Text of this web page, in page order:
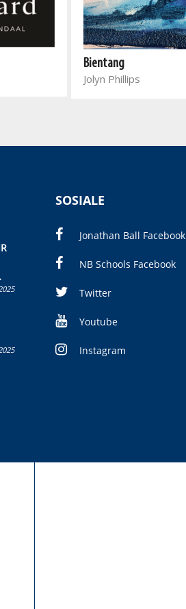
Bientang
Jolyn Phillips
SOSIALE
Jonathan Ball Facebook
NB Schools Facebook
Twitter
Youtube
Instagram